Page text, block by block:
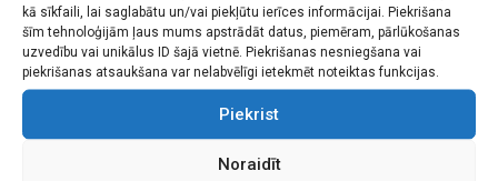
kā sīkfaili, lai saglabātu un/vai piekļūtu ierīces informācijai. Piekrišana
šīm tehnoloģijām ļaus mums apstrādāt datus, piemēram, pārlūkošanas
uzvedību vai unikālus ID šajā vietnē. Piekrišanas nesniegšana vai
piekrišanas atsaukšana var nelabvēlīgi ietekmēt noteiktas funkcijas.
Piekrist
Noraidīt
kas pārtapa lielā, mīlestības piepildītā pušķī un šodien ar
sirsnīgiem sveicieniem pasniegts komponistam dzimšanas
dienā.
FOTOGALERIJA